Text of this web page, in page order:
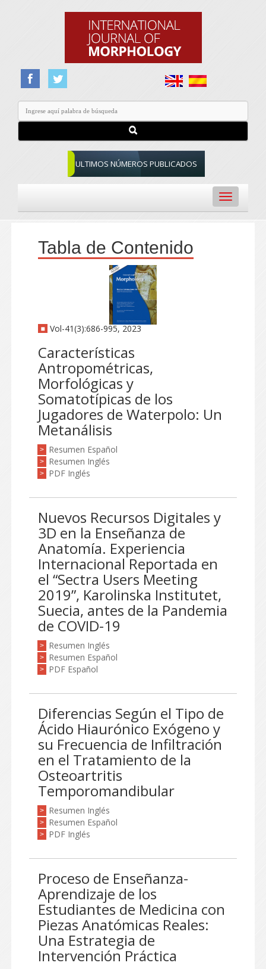
ULTIMOS NÚMEROS PUBLICADOS
Toggle
navigation
Tabla de Contenido
Vol-41(3):686-995, 2023
Características
Antropométricas,
Morfológicas y
Somatotípicas de los
Jugadores de Waterpolo: Un
Metanálisis
> Resumen Español
> Resumen Inglés
> PDF Inglés
Nuevos Recursos Digitales y
3D en la Enseñanza de
Anatomía. Experiencia
Internacional Reportada en
el “Sectra Users Meeting
2019”, Karolinska Institutet,
Suecia, antes de la Pandemia
de COVID-19
> Resumen Inglés
> Resumen Español
> PDF Español
Diferencias Según el Tipo de
Ácido Hiaurónico Exógeno y
su Frecuencia de Infiltración
en el Tratamiento de la
Osteoartritis
Temporomandibular
> Resumen Inglés
> Resumen Español
> PDF Inglés
Proceso de Enseñanza-
Aprendizaje de los
Estudiantes de Medicina con
Piezas Anatómicas Reales:
Una Estrategia de
Intervención Práctica